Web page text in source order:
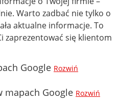
Warto zadbać nie tylko o
aktualne informacje. To
zaprezentować się klientom
Google Rozwiń
mapach Google Rozwiń